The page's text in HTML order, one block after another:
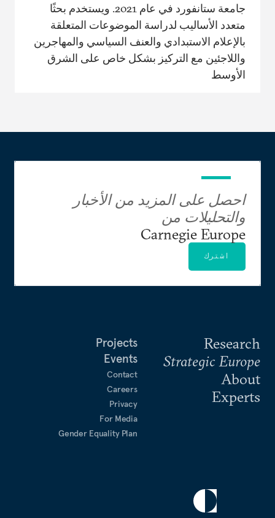
جامعة ستانفورد في عام 2021. ويستخدم بحثًا
متعدد الأساليب لدراسة الموضوعات المتعلقة
بالإعلام الاستبدادي والعنف السياسي والمهاجرين
واللاجئين مع التركيز بشكل خاص على الشرق
الأوسط
Research
Strategic Europe
About
Experts
Projects
Events
Contact
Careers
Privacy
For Media
Gender Equality Plan
احصل على المزيد من الأخبار
والتحليلات من
Carnegie Europe
اشترك